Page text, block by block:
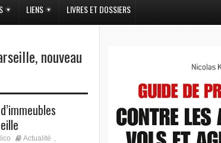
LIENS LIVRES ET DOSSIERS
,nouveau
Actualité